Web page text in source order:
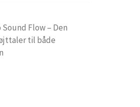
Flow – Den
til både